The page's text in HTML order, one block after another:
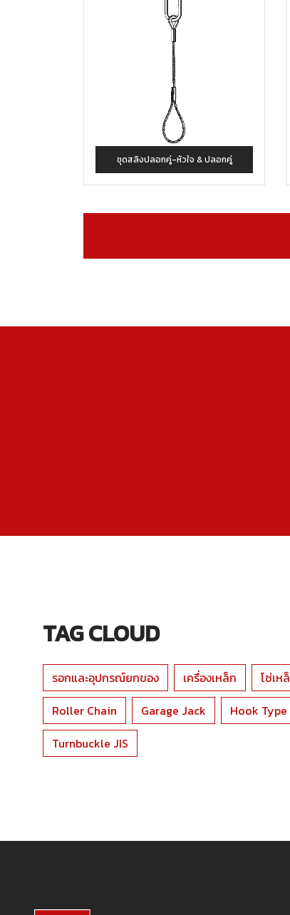
ชุดสลิงปลอกคู่-หัวใจ & ปลอกคู่
TAG CLOUD
รอกและอุปกรณ์ยกของ เครื่องเหล็ก โซ่เห
Roller Chain
Garage Jack Hook
Turnbuckle JIS